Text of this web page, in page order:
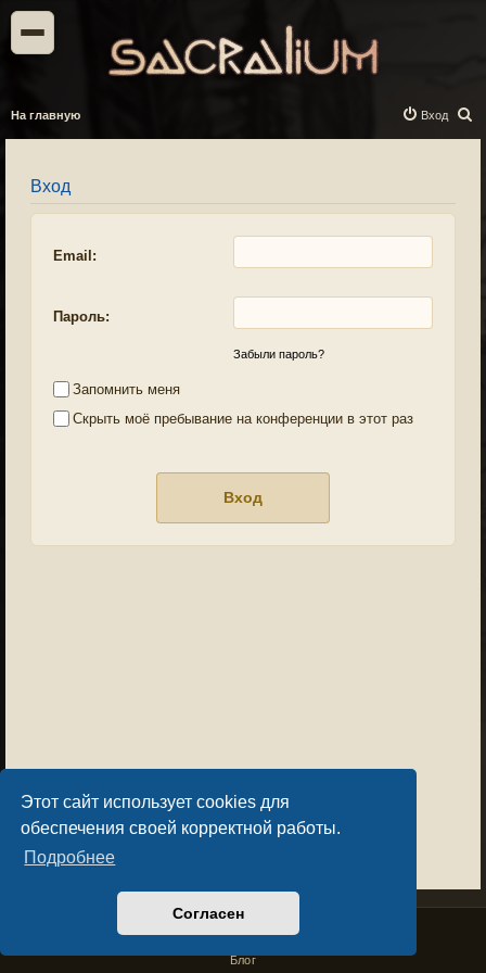
Этот сайт использует cookies для
обеспечения своей корректной работы.
Подробнее
Согласен
На главную
о
Вход
Вход
Email:
Пароль:
Забыли пароль?
Запомнить меня
Скрыть моё пребывание на конференции в этот раз
Privacy PolicyLicense Agreement
Copyright © Sacralium Games 2023-
Блог